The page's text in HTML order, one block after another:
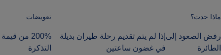
ماذا حدث؟ تعويضات
رفض الصعود إلى
الطائرة
إذا لم يتم تقديم رحلة طيران بديلة
في غضون ساعتين
200% من قيمة
التذكرة